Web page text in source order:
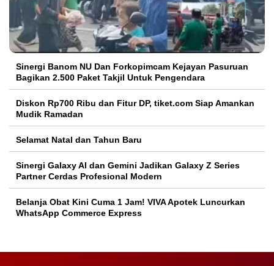
Sinergi Banom NU Dan Forkopimcam Kejayan Pasuruan
Bagikan 2.500 Paket Takjil Untuk Pengendara
Diskon Rp700 Ribu dan Fitur DP, tiket.com Siap Amankan
Mudik Ramadan
Selamat Natal dan Tahun Baru
Sinergi Galaxy AI dan Gemini Jadikan Galaxy Z Series
Partner Cerdas Profesional Modern
Belanja Obat Kini Cuma 1 Jam! VIVA Apotek Luncurkan
WhatsApp Commerce Express